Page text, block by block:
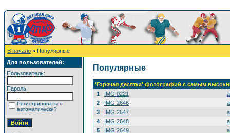
В начало » Популярные
Для пользователей:
Пользователь:
Пароль:
Регистрироваться
автоматически?
Популярные
'Горячая десятка' фотографий с самым
1
IMG 0221
2
IMG 2646
3
IMG 2647
4
IMG 2648
5
IMG 2649